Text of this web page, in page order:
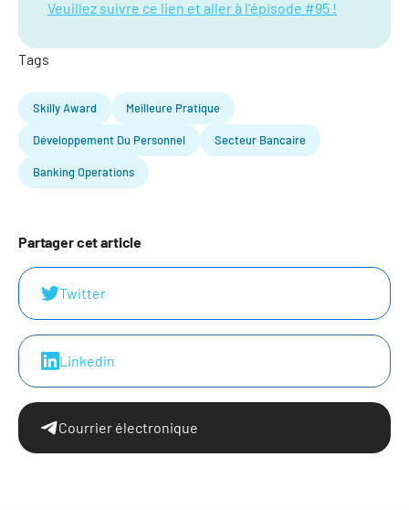
Veuillez suivre ce lien et aller à l'épisode #95 !
Tags
Skilly Award Meilleure Pratique
Développement Du Personnel Secteur Bancaire
Banking Operations
Partager cet article
Twitter
Linkedin
Courrier électronique